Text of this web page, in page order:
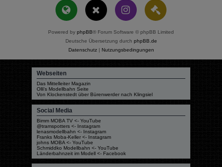
Powered by phpBB® Forum Software © phpBB Limited
Deutsche Übersetzung durch phpBB.de
Datenschutz| Nutzungsbedingungen
Webseiten
Das Mittelleiter Magazin
Olli's Modellbahn Seite
Von Klockenstedt über Bürenwerder nach Klingsiel
Social Media
Bimm MOBA TV <- YouTube
@tramspotters <- Instagram
lenasmodellbahn <- Instagram
Franks Moba-Keller <- Instagram
johns MOBA <- YouTube
Schmiddko Modellbahn <- YouTube
Länderbahnzeit im Modell <- Facebook